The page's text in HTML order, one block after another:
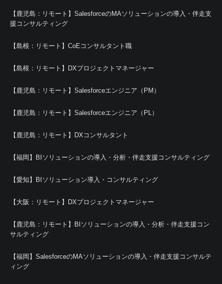
【鹿児島：リモート】SalesforceのMAソリューションの導入・伴走支
援コンサルティング
【島根：リモート】CoEコンサルタント職
【島根：リモート】DXプロジェクトマネージャー
【鹿児島：リモート】Salesforceエンジニア（PM）
【鹿児島：リモート】Salesforceエンジニア（PL）
【鹿児島：リモート】DXコンサルタント
【福岡】BIソリューションの導入・分析・伴走支援コンサルティング
【愛知】BIソリューション導入・コンサルティング
【大阪：リモート】DXプロジェクトマネージャー
【鹿児島：リモート】BIソリューションの導入・分析・伴走支援コン
サルティング
【福岡】SalesforceのMAソリューションの導入・伴走支援コンサルテ
ィング